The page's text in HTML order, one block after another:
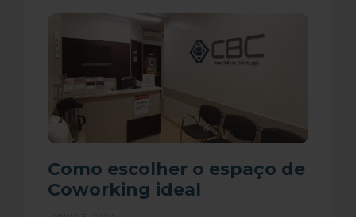
Como escolher o espaço de
Coworking ideal